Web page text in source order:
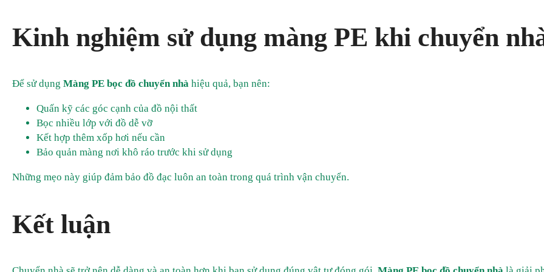
Kinh nghiệm sử dụng màng PE khi chuyển
Để sử dụng Màng PE bọc đồ chuyển nhà hiệu quả, bạn nên:
Quấn kỹ các góc cạnh của đồ nội thất
Bọc nhiều lớp với đồ dễ vỡ
Kết hợp thêm xốp hơi nếu cần
Bảo quản màng nơi khô ráo trước khi sử dụng
Những mẹo này giúp đảm bảo đồ đạc luôn an toàn trong quá trình vận chuyển.
Kết luận